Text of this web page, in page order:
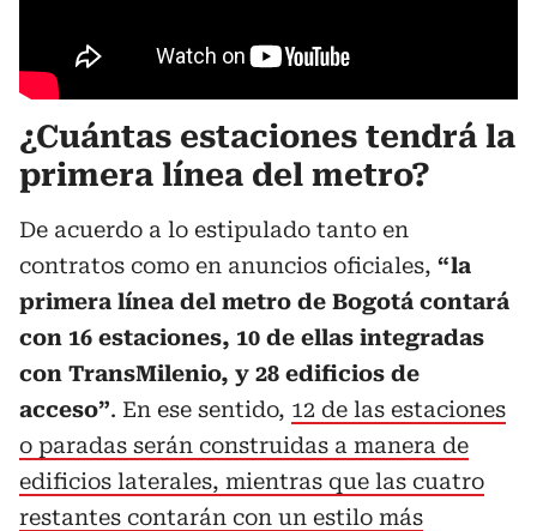
¿Cuántas estaciones tendrá la
primera línea del metro?
De acuerdo a lo estipulado tanto en
contratos como en anuncios oficiales, “la
primera línea del metro de Bogotá contará
con 16 estaciones, 10 de ellas integradas
con TransMilenio, y 28 edificios de
acceso”. En ese sentido, 12 de las estaciones
o paradas serán construidas a manera de
edificios laterales, mientras que las cuatro
restantes contarán con un estilo más